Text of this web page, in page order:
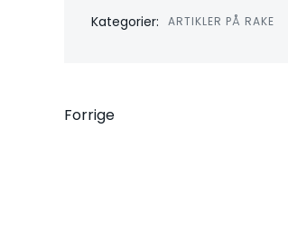
Kategorier: ARTIKLER PÅ RAKE
Forrige